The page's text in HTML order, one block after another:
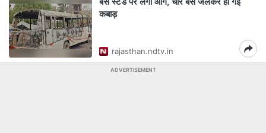
कबाड़
rajasthan.ndtv.in
ADVERTISEMENT